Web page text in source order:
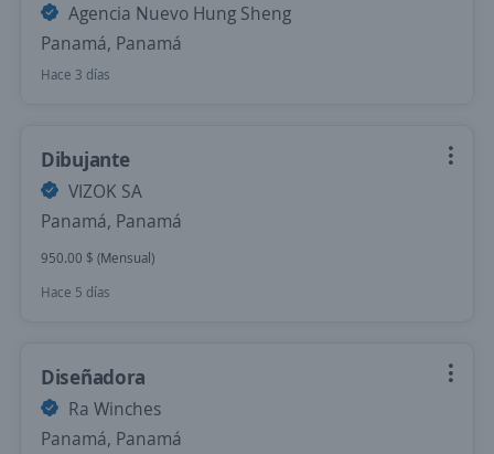
Agencia Nuevo Hung Sheng
Panamá, Panamá
Hace 3 días
Dibujante
VIZOK SA
Panamá, Panamá
950.00 $ (Mensual)
Hace 5 días
Diseñadora
Ra Winches
Panamá, Panamá